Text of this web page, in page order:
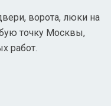
ворота, люки на
точку Москвы,
работ.